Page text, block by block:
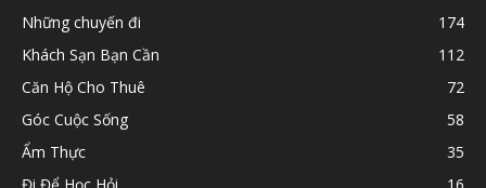
Những chuyến đi
174
Khách Sạn Bạn Cần
112
Căn Hộ Cho Thuê
72
Góc Cuộc Sống
58
Ẩm Thực
35
Đi Để Học Hỏi
16